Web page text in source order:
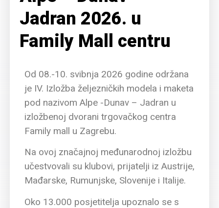
Jadran 2026. u
Family Mall centru
Od 08.-10. svibnja 2026 godine održana
je IV. Izložba željezničkih modela i maketa
pod nazivom Alpe -Dunav – Jadran u
izložbenoj dvorani trgovačkog centra
Family mall u Zagrebu.
Na ovoj značajnoj međunarodnoj izložbu
učestvovali su klubovi, prijatelji iz Austrije,
Mađarske, Rumunjske, Slovenije i Italije.
Oko 13.000 posjetitelja upoznalo se s